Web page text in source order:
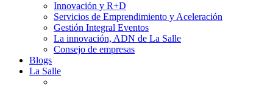
Innovación y R+D
Servicios de Emprendimiento y Aceleración
Gestión Integral Eventos
La innovación, ADN de La Salle
Consejo de empresas
Blogs
La Salle